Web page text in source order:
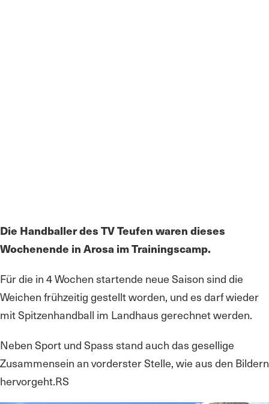
Die Handballer des TV Teufen waren dieses
Wochenende in Arosa im Trainingscamp.
Für die in 4 Wochen startende neue Saison sind die
Weichen frühzeitig gestellt worden, und es darf wieder
mit Spitzenhandball im Landhaus gerechnet werden.
Neben Sport und Spass stand auch das gesellige
Zusammensein an vorderster Stelle, wie aus den Bildern
hervorgeht.RS